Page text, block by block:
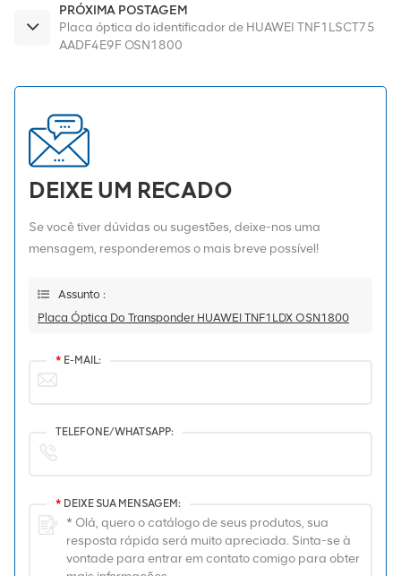
PRÓXIMA POSTAGEM
Placa óptica do identificador de HUAWEI TNF1LSCT75
AADF4E9F OSN1800
DEIXE UM RECADO
Se você tiver dúvidas ou sugestões, deixe-nos uma
mensagem, responderemos o mais breve possível!
Assunto :
Placa Óptica Do Transponder HUAWEI TNF1LDX OSN1800
* E-MAIL:
TELEFONE/WHATSAPP:
* DEIXE SUA MENSAGEM: